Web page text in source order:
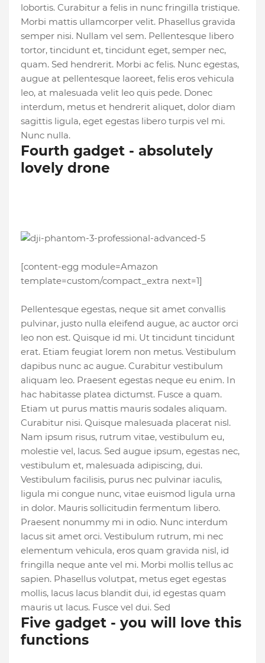
lobortis. Curabitur a felis in nunc fringilla tristique.
Morbi mattis ullamcorper velit. Phasellus gravida
semper nisi. Nullam vel sem. Pellentesque libero
tortor, tincidunt et, tincidunt eget, semper nec,
quam. Sed hendrerit. Morbi ac felis. Nunc egestas,
augue at pellentesque laoreet, felis eros vehicula
leo, at malesuada velit leo quis pede. Donec
interdum, metus et hendrerit aliquet, dolor diam
sagittis ligula, eget egestas libero turpis vel mi.
Nunc nulla.
Fourth gadget - absolutely
lovely drone
[content-egg module=Amazon
template=custom/compact_extra next=1]
Pellentesque egestas, neque sit amet convallis
pulvinar, justo nulla eleifend augue, ac auctor orci
leo non est. Quisque id mi. Ut tincidunt tincidunt
erat. Etiam feugiat lorem non metus. Vestibulum
dapibus nunc ac augue. Curabitur vestibulum
aliquam leo. Praesent egestas neque eu enim. In
hac habitasse platea dictumst. Fusce a quam.
Etiam ut purus mattis mauris sodales aliquam.
Curabitur nisi. Quisque malesuada placerat nisl.
Nam ipsum risus, rutrum vitae, vestibulum eu,
molestie vel, lacus. Sed augue ipsum, egestas nec,
vestibulum et, malesuada adipiscing, dui.
Vestibulum facilisis, purus nec pulvinar iaculis,
ligula mi congue nunc, vitae euismod ligula urna
in dolor. Mauris sollicitudin fermentum libero.
Praesent nonummy mi in odio. Nunc interdum
lacus sit amet orci. Vestibulum rutrum, mi nec
elementum vehicula, eros quam gravida nisl, id
fringilla neque ante vel mi. Morbi mollis tellus ac
sapien. Phasellus volutpat, metus eget egestas
mollis, lacus lacus blandit dui, id egestas quam
mauris ut lacus. Fusce vel dui. Sed
Five gadget - you will love this
functions